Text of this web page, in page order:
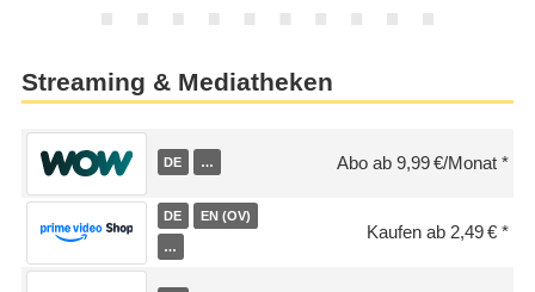
Streaming & Mediatheken
DE … Abo ab 9,99 €/Monat
DE EN (OV)
…
Kaufen ab 2,49 €